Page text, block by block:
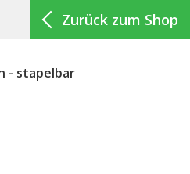
Zurück zum Shop
- stapelbar